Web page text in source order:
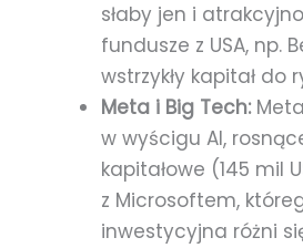
słaby jen i
fundusze z USA, np.
wstrzykły kapitał do
Meta i Big Tech:
w wyścigu AI,
kapitałowe (145 mil
z Microsoftem,
inwestycyjna różni